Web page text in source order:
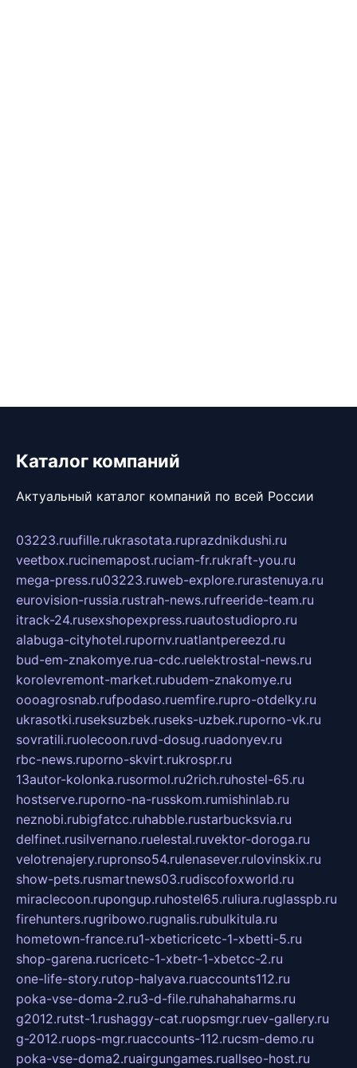
Каталог компаний
Актуальный каталог компаний по всей России
03223.ruufille.rukrasotata.ruprazdnikdushi.ru
veetbox.rucinemapost.ruciam-fr.rukraft-you.ru
mega-press.ru03223.ruweb-explore.rurastenuya.ru
eurovision-russia.rustrah-news.rufreeride-team.ru
itrack-24.rusexshopexpress.ruautostudiopro.ru
alabuga-cityhotel.rupornv.ruatlantpereezd.ru
bud-em-znakomye.rua-cdc.ruelektrostal-news.ru
korolevremont-market.rubudem-znakomye.ru
oooagrosnab.rufpodaso.ruemfire.rupro-otdelky.ru
ukrasotki.ruseksuzbek.ruseks-uzbek.ruporno-vk.ru
sovratili.ruolecoon.ruvd-dosug.ruadonyev.ru
rbc-news.ruporno-skvirt.rukrospr.ru
13autor-kolonka.rusormol.ru2rich.ruhostel-65.ru
hostserve.ruporno-na-russkom.rumishinlab.ru
neznobi.rubigfatcc.ruhabble.rustarbucksvia.ru
delfinet.rusilvernano.ruelestal.ruvektor-doroga.ru
velotrenajery.rupronso54.rulenasever.rulovinskix.ru
show-pets.rusmartnews03.rudiscofoxworld.ru
miraclecoon.rupongup.ruhostel65.ruliura.ruglasspb.ru
firehunters.rugribowo.rugnalis.rubulkitula.ru
hometown-france.ru1-xbeticricetc-1-xbetti-5.ru
shop-garena.rucricetc-1-xbetr-1-xbetcc-2.ru
one-life-story.rutop-halyava.ruaccounts112.ru
poka-vse-doma-2.ru3-d-file.ruhahahaharms.ru
g2012.rutst-1.rushaggy-cat.ruopsmgr.ruev-gallery.ru
g-2012.ruops-mgr.ruaccounts-112.rucsm-demo.ru
poka-vse-doma2.ruairgungames.ruallseo-host.ru